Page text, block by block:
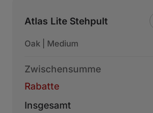
Atlas Lite Stehpult
Oak | Medium
Zwischensumme
Rabatte
Insgesamt